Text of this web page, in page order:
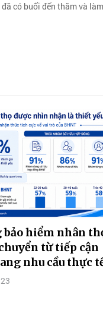
có buổi đến thăm và
hiểm nhân
từ tiếp cận
nhu cầu thực